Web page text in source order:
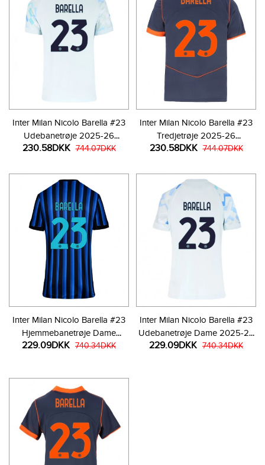
Inter Milan Nicolo Barella #23
Udebanetrøje 2025-26
Kortærmet
230.58DKK 744.07DKK
Inter Milan Nicolo Barella #23
Tredjetrøje 2025-26
Kortærmet
230.58DKK 744.07DKK
Inter Milan Nicolo Barella #23
Hjemmebanetrøje Dame
2025-26 Kortærmet
229.09DKK 740.34DKK
Inter Milan Nicolo Barella #23
Udebanetrøje Dame 2025-26
Kortærmet
229.09DKK 740.34DKK